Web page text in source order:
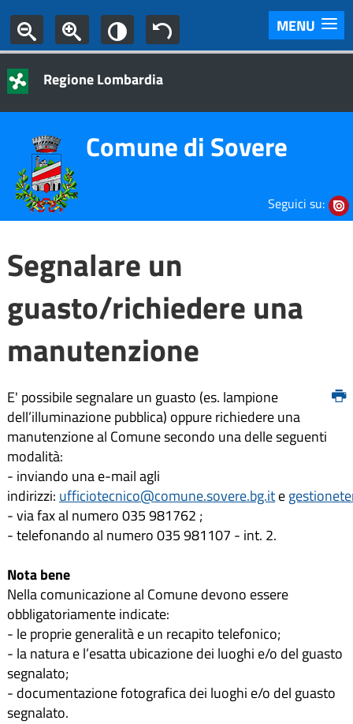
MENU
Regione Lombardia
Comune di Sovere
Seguici su:
Segnalare un
guasto/richiedere una
manutenzione
E' possibile segnalare un guasto (es. lampione
dell’illuminazione pubblica) oppure richiedere una
manutenzione al Comune secondo una delle seguenti
modalità:
- inviando una e-mail agli
indirizzi: ufficiotecnico@comune.sovere.bg.ite
- via fax al numero 035 981762 ;
- telefonando al numero 035 981107 - int. 2.
Nota bene
Nella comunicazione al Comune devono essere
obbligatoriamente indicate:
- le proprie generalità e un recapito telefonico;
- la natura e l’esatta ubicazione dei luoghi e/o del guasto
segnalato;
- documentazione fotografica dei luoghi e/o del guasto
segnalato.